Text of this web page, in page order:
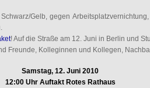
Gelb, gegen
! Auf die Straße am 12. Juni in Berlin und
Freunde, Kolleginnen und Kollegen,
Samstag, 12. Juni 2010
12:00 Uhr Auftakt Rotes Rathaus